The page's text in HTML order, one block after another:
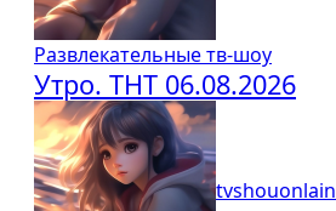
Развлекательные тв-шоу
Утро. ТНТ 06.08.2026
tvshouonlain